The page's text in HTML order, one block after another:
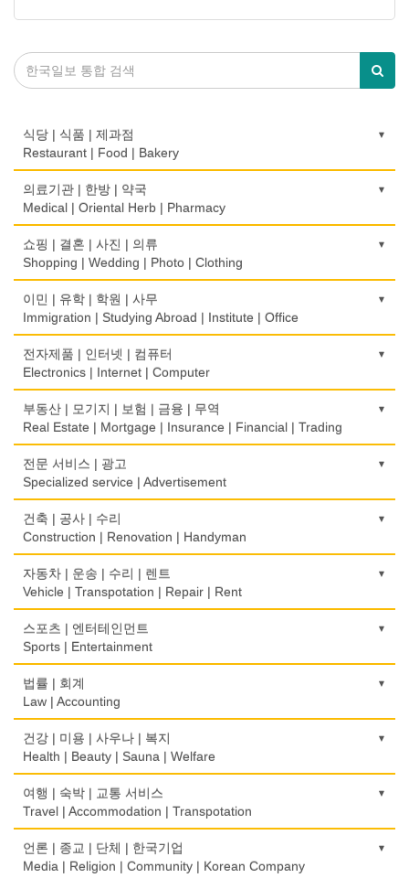
식당 | 식품 | 제과점
Restaurant | Food | Bakery
농장
Farm
떡집/방앗간
Rice Cake
Fish Market
Restaurant
식당장비
Food Equipment
식품점
Korean Food
Food Manufacturing
와인제조
정육점
제과점
Bakery
식품도매
Food Distributors
의료기관 | 한방 | 약국
Medical | Oriental Herb | Pharmacy
의사-검안의
Optometrist
보청기
Hearing Aid
Bidet
Psychologist/Psychiatrist
안경점
Optical Stores
의료기구
Medical Instruments
Denturist
한의원/한약
Oriental Herb/Acupuncture
약국
의사-내과
Internal Medicine
의사-물리치료/카이로 프랙터
Physiotherapy/Chiropractic Clinic
의사-비뇨기과
의사-산부인과
쇼핑 | 결혼 | 사진 | 의류
Shopping | Wedding | Photo | Clothing
한복집
Korean Costume
유리/거울/액자
Glass/Mirror/Frame
Children's Ware
Wedding
인터넷 쇼핑
Internet Shopping
결혼상담
Marriage Consulting
Florist
모피점
백화점/선물센터
보석/귀금속/시계
Jeweler/Jeweller
비디오-사진/촬영/편집/공급
Video Service
사진촬영
이민 | 유학 | 학원 | 사무
Immigration | Studying Abroad | Institute | Office
이민/유학
Immigration/Studying Abroad
사무기기
Office Equipment
Stationery/Office Equipment
Book Store
운전학원
Driving School
한글학교
Korean Language School
Boarding House
학교/학원
개인지도-체육
개인지도-음악
Private Lesson-Music
개인지도-옷수선
전자제품 | 인터넷 | 컴퓨터
Electronics | Internet | Computer
금전등록기
Cash Register
인터넷 서비스/까페
Internet Service/Cafe
전자제품 판매/수리
Electronic Goods Sales/Repair
Telephone/Communication Service
컴퓨터 판매/수리
Computer Sales/Repair
부동산 | 모기지 | 보험 | 금융 | 무역
Real Estate | Mortgage | Insurance | Financial | Trading
도매
Wholesale
모기지
Mortgage
International Trade
Insurance/Investment/Finance
부동산 관리
Property Management
채무조정
Bankruptcy
Real Estate
은행/금융기관
Bank/Financing Service
전문 서비스 | 광고
Specialized service | Advertisement
광고/그래픽 디자인
Advertising/Graphic Design
광고 에이전트
Advertising Agency
경보/도난방지
Alarm/Security System
Cemetery/Monument
빨래방/세탁
Coin Laundry/Dry cleaning
상패/트로피
Medal/Trophy
Dry cleaning Equipment
건축 | 공사 | 수리
Construction | Renovation | Handyman
건축시공/개조
Construction/Home Renovation
건축설계사
Architect
Architecture
Home Inspection
간판
Signs
가구판매/수리
Furniture Sales/Repair
자동차 | 운송 | 수리 | 렌트
Vehicle | Transpotation | Repair | Rent
운송/통관/이삿짐
Transportation/Moving
택배
Courier Service
Taxi Service
Automobile/Car
자동차-렌트
Car Rental
스포츠 | 엔터테인먼트
Sports | Entertainment
골프장비
Golf Equipment
골프장
Golf/Country Club
가라오케/노래방/카페
Karaoke/Cafe
Dahn Centre
법률 | 회계
Law | Accounting
교통위반티켓
Traffic Ticket
공인회계사(CPA)
CPA
번역/통역/이력서
Translation/Interpretation/Resume Service
건강 | 미용 | 사우나 | 복지
Health | Beauty | Sauna | Welfare
건강상담/식품/정보
Health Counseling/Food/Information
의료기
Medical Equipment
여행 | 숙박 | 교통 서비스
Travel | Accommodation | Transpotation
호텔/모텔/숙박
Hotel/Motel
언론 | 종교 | 단체 | 한국기업
Media | Religion | Community | Korean Company